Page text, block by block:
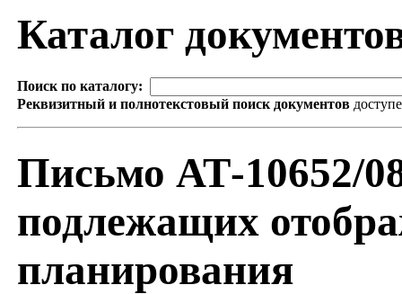
Каталог
Поиск по каталогу:
Реквизитный и полнотекстовый поиск документов
Письмо АТ-10652/
подлежащих
планирования